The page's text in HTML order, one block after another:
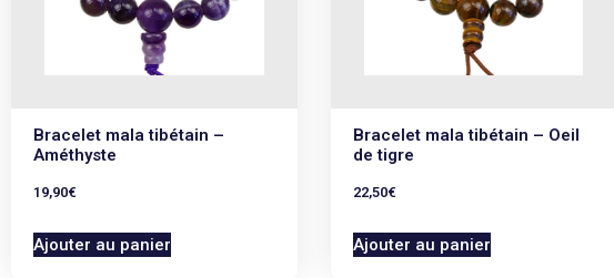
Bracelet mala tibétain –
Améthyste
19,90€
Ajouter au panier
Bracelet mala tibétain – Oeil
de tigre
22,50€
Ajouter au panier